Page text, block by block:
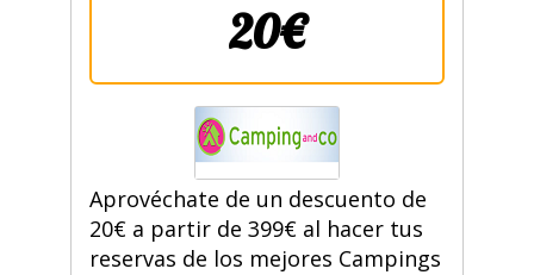
20€
Aprovéchate de un descuento de
20€ a partir de 399€ al hacer tus
reservas de los mejores Campings